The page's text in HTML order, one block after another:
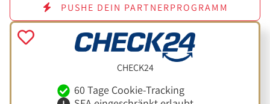
PUSHE DEIN PARTNERPROGRAMM
CHECK24
60 Tage Cookie-Tracking